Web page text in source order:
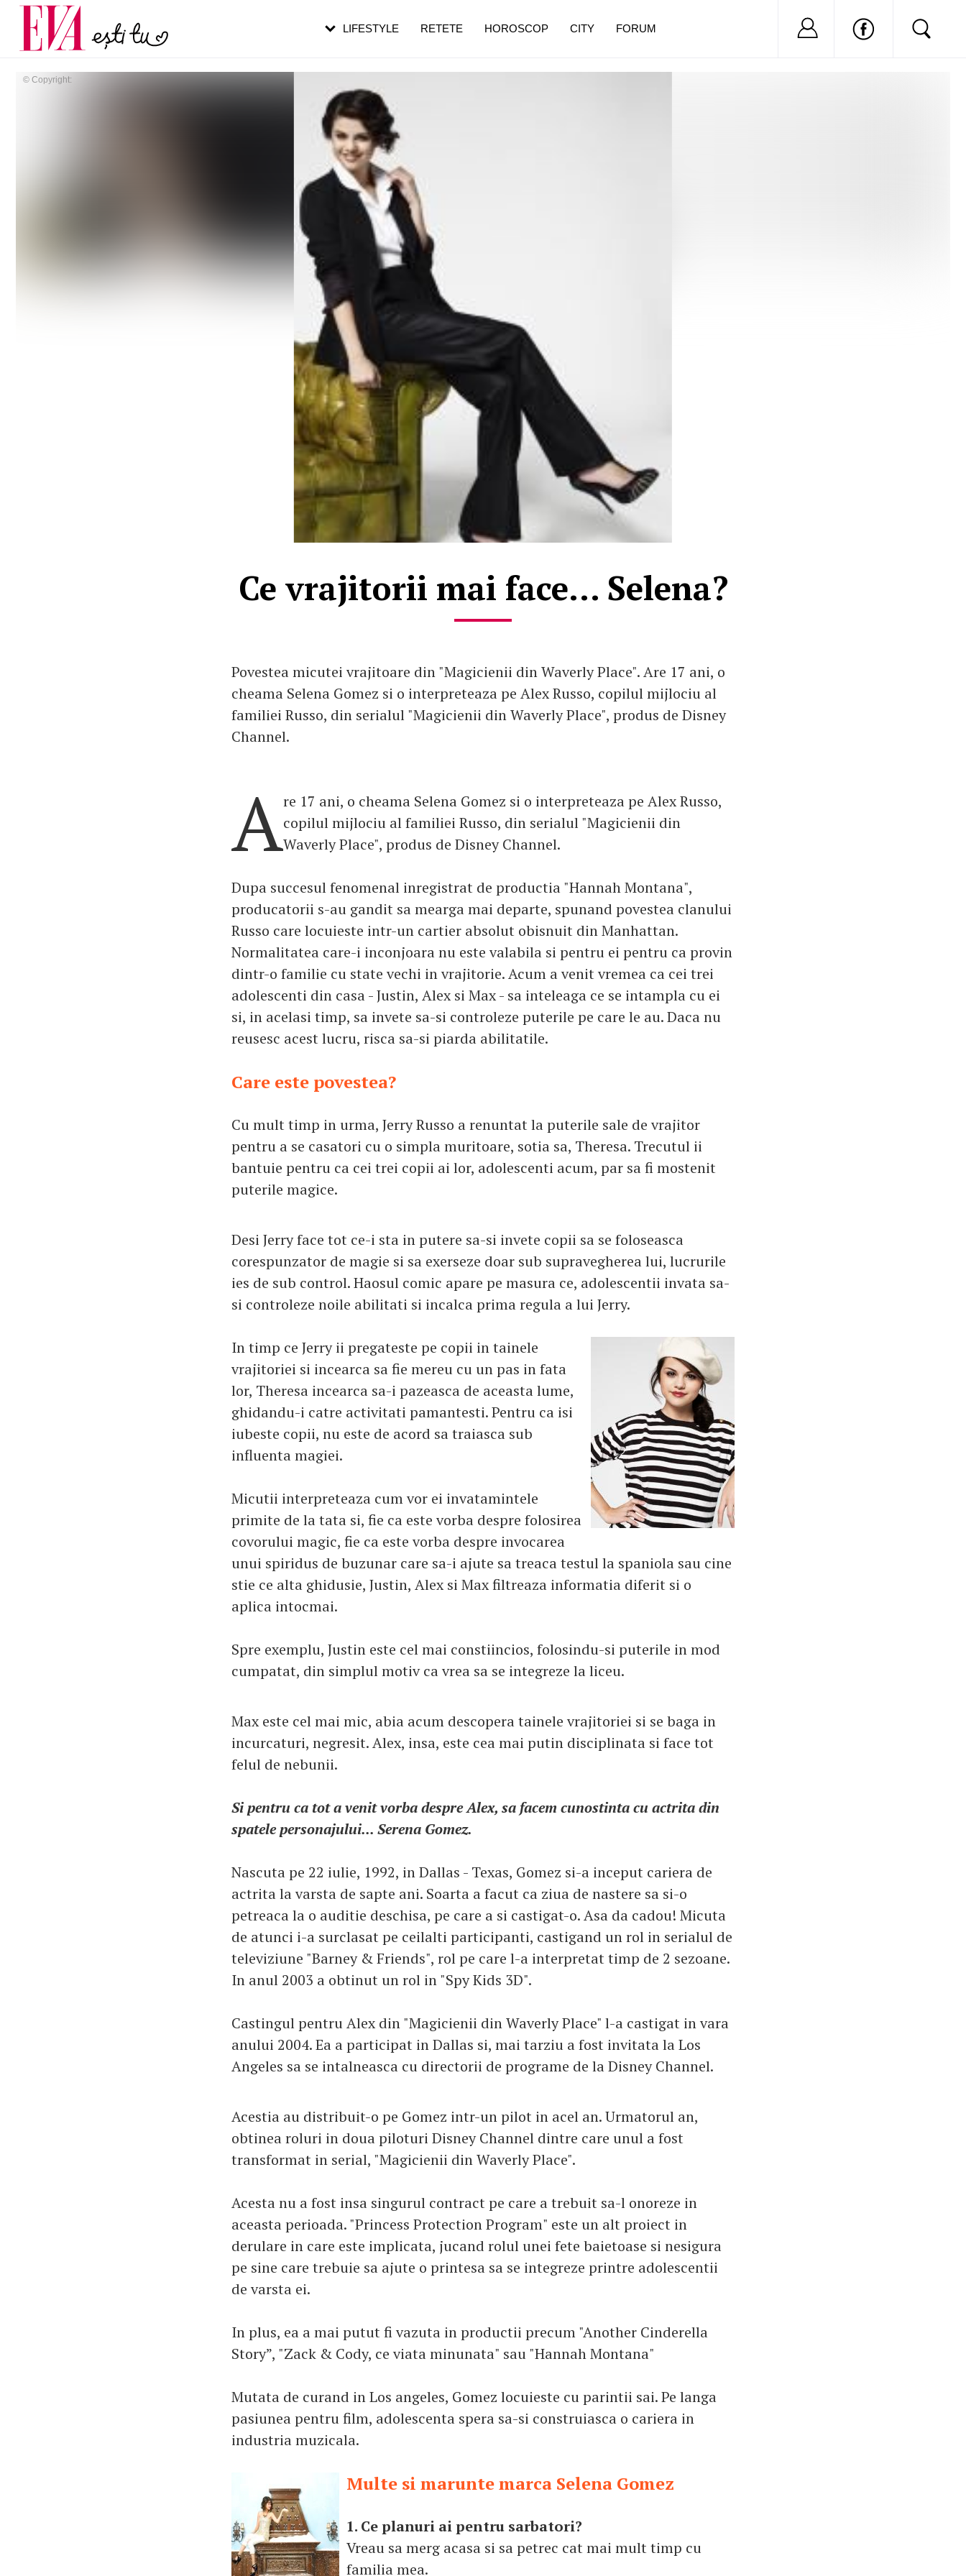
© Copyright:
Ce vrajitorii mai face... Selena?
Povestea micutei vrajitoare din "Magicienii din Waverly Place". Are 17 ani, o
cheama Selena Gomez si o interpreteaza pe Alex Russo, copilul mijlociu al
familiei Russo, din serialul "Magicienii din Waverly Place", produs de Disney
Channel.
Are 17 ani, o cheama Selena Gomez si o interpreteaza pe Alex Russo,
copilul mijlociu al familiei Russo, din serialul "Magicienii din
Waverly Place", produs de Disney Channel.
Dupa succesul fenomenal inregistrat de productia "Hannah Montana",
producatorii s-au gandit sa mearga mai departe, spunand povestea clanului
Russo care locuieste intr-un cartier absolut obisnuit din Manhattan.
Normalitatea care-i inconjoara nu este valabila si pentru ei pentru ca provin
dintr-o familie cu state vechi in vrajitorie. Acum a venit vremea ca cei trei
adolescenti din casa - Justin, Alex si Max - sa inteleaga ce se intampla cu ei
si, in acelasi timp, sa invete sa-si controleze puterile pe care le au. Daca nu
reusesc acest lucru, risca sa-si piarda abilitatile.
Care este povestea?
Cu mult timp in urma, Jerry Russo a renuntat la puterile sale de vrajitor
pentru a se casatori cu o simpla muritoare, sotia sa, Theresa. Trecutul ii
bantuie pentru ca cei trei copii ai lor, adolescenti acum, par sa fi mostenit
puterile magice.
Desi Jerry face tot ce-i sta in putere sa-si invete copii sa se foloseasca
corespunzator de magie si sa exerseze doar sub supravegherea lui, lucrurile
ies de sub control. Haosul comic apare pe masura ce, adolescentii invata sa-
si controleze noile abilitati si incalca prima regula a lui Jerry.
In timp ce Jerry ii pregateste pe copii in tainele
vrajitoriei si incearca sa fie mereu cu un pas in fata
lor, Theresa incearca sa-i pazeasca de aceasta lume,
ghidandu-i catre activitati pamantesti. Pentru ca isi
iubeste copii, nu este de acord sa traiasca sub
influenta magiei.
Micutii interpreteaza cum vor ei invatamintele
primite de la tata si, fie ca este vorba despre folosirea
covorului magic, fie ca este vorba despre invocarea
unui spiridus de buzunar care sa-i ajute sa treaca testul la spaniola sau cine
stie ce alta ghidusie, Justin, Alex si Max filtreaza informatia diferit si o
aplica intocmai.
Spre exemplu, Justin este cel mai constiincios, folosindu-si puterile in mod
cumpatat, din simplul motiv ca vrea sa se integreze la liceu.
Max este cel mai mic, abia acum descopera tainele vrajitoriei si se baga in
incurcaturi, negresit. Alex, insa, este cea mai putin disciplinata si face tot
felul de nebunii.
Si pentru ca tot a venit vorba despre Alex, sa facem cunostinta cu actrita din
spatele personajului... Serena Gomez.
Nascuta pe 22 iulie, 1992, in Dallas - Texas, Gomez si-a inceput cariera de
actrita la varsta de sapte ani. Soarta a facut ca ziua de nastere sa si-o
petreaca la o auditie deschisa, pe care a si castigat-o. Asa da cadou! Micuta
de atunci i-a surclasat pe ceilalti participanti, castigand un rol in serialul de
televiziune "Barney & Friends", rol pe care l-a interpretat timp de 2 sezoane.
In anul 2003 a obtinut un rol in "Spy Kids 3D".
Castingul pentru Alex din "Magicienii din Waverly Place" l-a castigat in vara
anului 2004. Ea a participat in Dallas si, mai tarziu a fost invitata la Los
Angeles sa se intalneasca cu directorii de programe de la Disney Channel.
Acestia au distribuit-o pe Gomez intr-un pilot in acel an. Urmatorul an,
obtinea roluri in doua piloturi Disney Channel dintre care unul a fost
transformat in serial, "Magicienii din Waverly Place".
Acesta nu a fost insa singurul contract pe care a trebuit sa-l onoreze in
aceasta perioada. "Princess Protection Program" este un alt proiect in
derulare in care este implicata, jucand rolul unei fete baietoase si nesigura
pe sine care trebuie sa ajute o printesa sa se integreze printre adolescentii
de varsta ei.
In plus, ea a mai putut fi vazuta in productii precum "Another Cinderella
Story”, "Zack & Cody, ce viata minunata" sau "Hannah Montana"
Mutata de curand in Los angeles, Gomez locuieste cu parintii sai. Pe langa
pasiunea pentru film, adolescenta spera sa-si construiasca o cariera in
industria muzicala.
Multe si marunte marca Selena Gomez
1. Ce planuri ai pentru sarbatori?
Vreau sa merg acasa si sa petrec cat mai mult timp cu
familia mea.
LIFESTYLE RETETE HOROSCOP CITY FORUM Nu ai cont?
Carieră
Actualitate
pe măsură ce înaintezi în vârstă
de dureroasă este investigația